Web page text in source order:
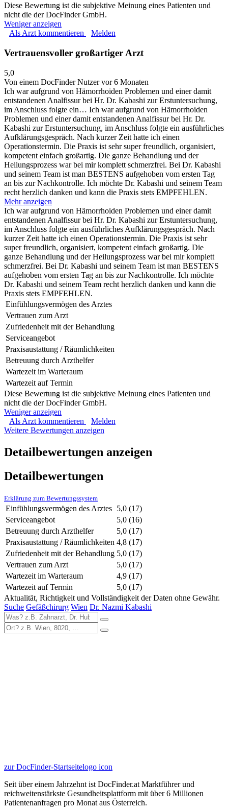
Diese Bewertung ist die subjektive Meinung eines Patienten und
nicht die der DocFinder GmbH.
Weniger anzeigen
Als Arzt kommentieren
Melden
Vertrauensvoller großartiger Arzt
5,0
Von einem DocFinder Nutzervor 6 Monaten
Ich war aufgrund von Hämorrhoiden Problemen und einer damit
entstandenen Analfissur bei Hr. Dr. Kabashi zur Erstuntersuchung,
im Anschluss folgte ein… Ich war aufgrund von Hämorrhoiden
Problemen und einer damit entstandenen Analfissur bei Hr. Dr.
Kabashi zur Erstuntersuchung, im Anschluss folgte ein ausführliches
Aufklärungsgespräch. Nach kurzer Zeit hatte ich einen
Operationstermin. Die Praxis ist sehr super freundlich, organisiert,
kompetent einfach großartig. Die ganze Behandlung und der
Heilungsprozess war bei mir komplett schmerzfrei. Bei Dr. Kabashi
und seinem Team ist man BESTENS aufgehoben vom ersten Tag
an bis zur Nachkontrolle. Ich möchte Dr. Kabashi und seinem Team
recht herzlich danken und kann die Praxis stets EMPFEHLEN.
Mehr anzeigen
Ich war aufgrund von Hämorrhoiden Problemen und einer damit
entstandenen Analfissur bei Hr. Dr. Kabashi zur Erstuntersuchung,
im Anschluss folgte ein ausführliches Aufklärungsgespräch. Nach
kurzer Zeit hatte ich einen Operationstermin. Die Praxis ist sehr
super freundlich, organisiert, kompetent einfach großartig. Die
ganze Behandlung und der Heilungsprozess war bei mir komplett
schmerzfrei. Bei Dr. Kabashi und seinem Team ist man BESTENS
aufgehoben vom ersten Tag an bis zur Nachkontrolle. Ich möchte
Dr. Kabashi und seinem Team recht herzlich danken und kann die
Praxis stets EMPFEHLEN.
Einfühlungsvermögen des Arztes
Vertrauen zum Arzt
Zufriedenheit mit der Behandlung
Serviceangebot
Praxisaustattung / Räumlichkeiten
Betreuung durch Arzthelfer
Wartezeit im Warteraum
Wartezeit auf Termin
Diese Bewertung ist die subjektive Meinung eines Patienten und
nicht die der DocFinder GmbH.
Weniger anzeigen
Als Arzt kommentieren
Melden
Weitere Bewertungen anzeigen
Detailbewertungen anzeigen
Detailbewertungen
Erklärung zum Bewertungssystem
Einfühlungsvermögen des Arztes 5,0 (17)
Serviceangebot
5,0 (16)
Betreuung durch Arzthelfer
5,0 (17)
Praxisaustattung / Räumlichkeiten 4,8 (17)
Zufriedenheit mit der Behandlung 5,0 (17)
Vertrauen zum Arzt
5,0 (17)
Wartezeit im Warteraum
4,9 (17)
Wartezeit auf Termin
5,0 (17)
Aktualität, Richtigkeit und Vollständigkeit der Daten ohne Gewähr.
Suche Gefäßchirurg Wien Dr. Nazmi Kabashi
zur DocFinder-Startseitelogo icon
Seit über einem Jahrzehnt ist DocFinder.at Marktführer und
reichweitenstärkste Gesundheitsplattform mit über 6 Millionen
Patientenanfragen pro Monat aus Österreich.